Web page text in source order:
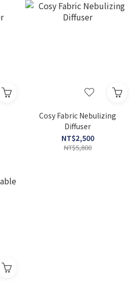
Cosy Fabric Nebulizing
Diffuser
NT$2,500
NT$5,800